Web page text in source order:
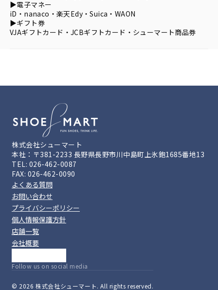
▶︎電子マネー
iD・nanaco・楽天Edy・Suica・WAON
▶︎ギフト券
VJAギフトカード・JCBギフトカード・シューマート商品券
株式会社シューマート
本社：〒381-2233 長野県長野市川中島町上氷鉋1685番地13
TEL: 026-462-0087
FAX: 026-462-0090
よくある質問
お問い合わせ
プライバシーポリシー
個人情報保護方針
店舗一覧
会社概要
Follow us on social media
© 2026 株式会社シューマート. All rights reserved.